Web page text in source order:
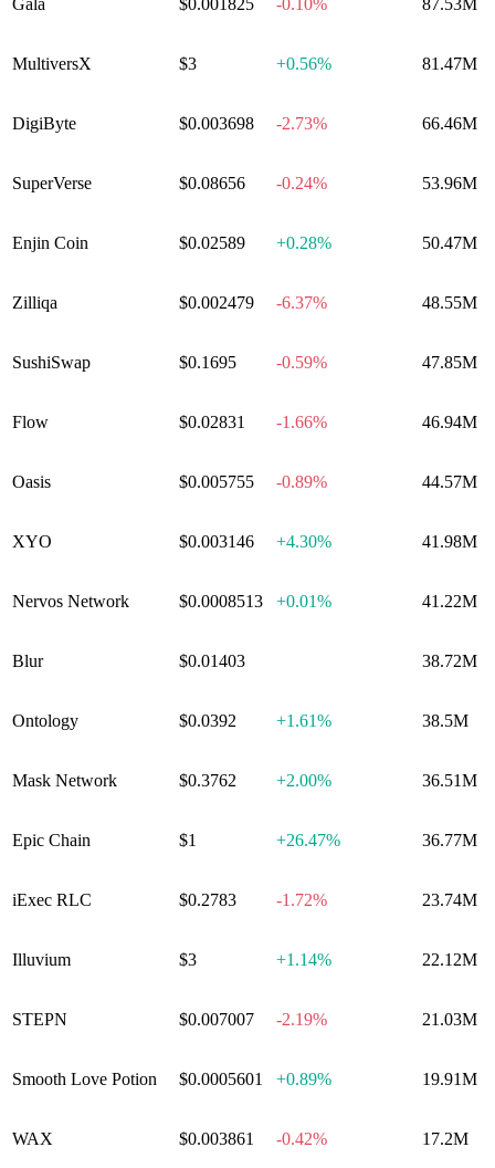
Gala $0.001825 -0.10% 87.53M
MultiversX $3 +0.56% 81.47M
DigiByte $0.003698 -2.73% 66.46M
SuperVerse $0.08656 -0.24% 53.96M
Enjin Coin $0.02589 +0.28% 50.47M
Zilliqa $0.002479 -6.37% 48.55M
SushiSwap $0.1695 -0.59% 47.85M
Flow $0.02831 -1.66% 46.94M
Oasis $0.005755 -0.89% 44.57M
XYO $0.003146 +4.30% 41.98M
Nervos Network $0.0008513 +0.01% 41.22M
Blur $0.01403 38.72M
Ontology $0.0392 +1.61% 38.5M
Mask Network $0.3762 +2.00% 36.51M
Epic Chain $1 +26.47% 36.77M
iExec RLC $0.2783 -1.72% 23.74M
Illuvium $3 +1.14% 22.12M
STEPN $0.007007 -2.19% 21.03M
Smooth Love Potion $0.0005601 +0.89% 19.91M
WAX $0.003861 -0.42% 17.2M